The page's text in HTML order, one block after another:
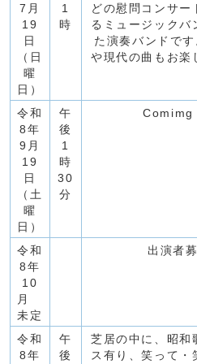
7月
19
日
（日
曜
日）
1
時
どの慰問コンサー
るミュージックバ
た演奏バンドで
や現代の曲もお楽
令和
8年
9月
19
日
（土
曜
日）
午
後
1
時
30
分
Comimg
令和
8年
10
月
未定
出演者
令和
8年
午
後
芝居の中に、昭和
ス有り、笑って・